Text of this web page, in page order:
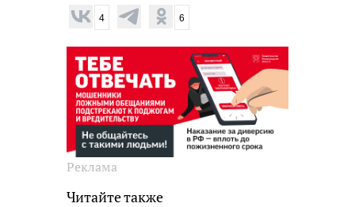
4 6
Реклама
Читайте также